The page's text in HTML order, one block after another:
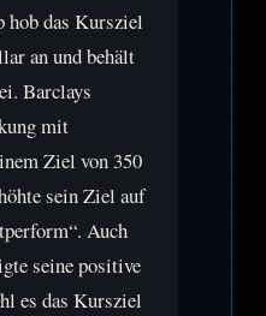
hob das Kursziel
an und behält
Barclays
mit
Ziel von 350
sein Ziel auf
Auch
seine positive
es das Kursziel